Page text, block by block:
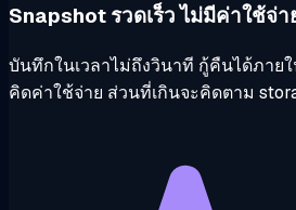
Snapshot รวดเร็ว ไม่มีค่าใช้จ่า
บันทึกในเวลาไม่ถึงวินาที กู้คืนได้ภาย
คิดค่าใช้จ่าย ส่วนที่เกินจะคิดตาม